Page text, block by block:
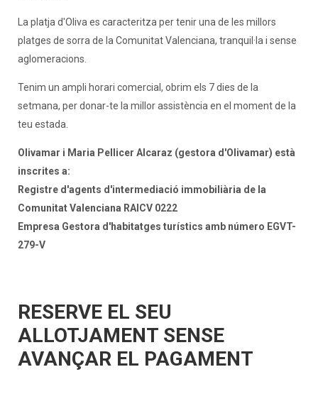
La platja d'Oliva es caracteritza per tenir una de les millors
platges de sorra de la Comunitat Valenciana, tranquil·la i sense
aglomeracions.
Tenim un ampli horari comercial, obrim els 7 dies de la
setmana, per donar-te la millor assistència en el moment de la
teu estada.
Olivamar i Maria Pellicer Alcaraz (gestora d'Olivamar) està
inscrites a:
Registre d'agents d'intermediació immobiliària de la
Comunitat Valenciana RAICV 0222
Empresa Gestora d'habitatges turístics amb número EGVT-
279-V
RESERVE EL SEU
ALLOTJAMENT SENSE
AVANÇAR EL PAGAMENT